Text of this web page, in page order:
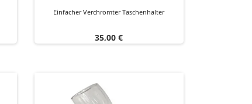
Einfacher Verchromter Taschenhalter
Preis
35,00 €